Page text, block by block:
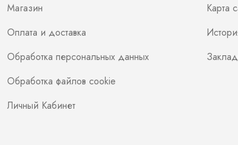
Магазин
Оплата и доставка
Обработка персональных данных
Обработка файлов cookie
Личный Кабинет
Карта